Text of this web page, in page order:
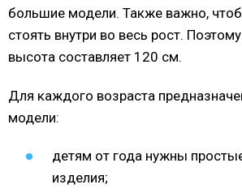
большие модели. Также важно,
стоять внутри во весь рост.
высота составляет 120 см.
Для каждого возраста
модели:
детям от года нужны
изделия;